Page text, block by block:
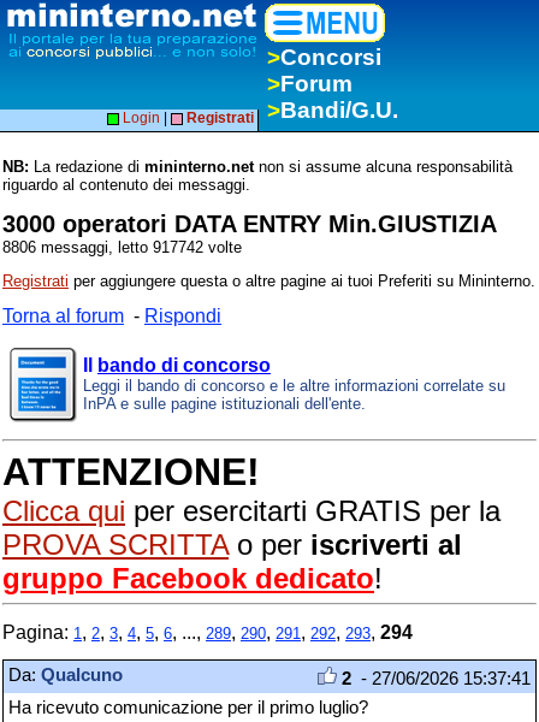
>Concorsi
>Forum
>Bandi/G.U.
Login Registrati
NB: La redazione di mininterno.netnon si assume alcuna responsabilità
riguardo al contenuto dei messaggi.
3000 operatori DATA ENTRY Min.GIUSTIZIA
8806 messaggi, letto 917742 volte
Registrati per aggiungere questa o altre pagine ai tuoi Preferiti su Mininterno.
Torna al forum - Rispondi
bando di concorso
Leggi il bando di concorso e le altre informazioni correlate su
InPA e sulle pagine istituzionali dell'ente.
ATTENZIONE!
Clicca qui per esercitarti GRATIS per la
PROVA SCRITTAo per iscriverti al
gruppo Facebook dedicato!
Pagina: 1 , 2, 3, 4, 5, 6, ..., 289, 290, 291 , 292, 293, 294
Da: Qualcuno 2 - 27/06/2026 15:37:41
Ha ricevuto comunicazione per il primo luglio?